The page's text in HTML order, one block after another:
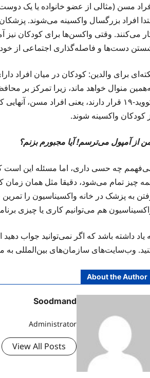
مسن (مثالی از عضو خانواده یا یک
افراد بزرگسال واکسینه می‌شوند.
می‌کنند. وقتی واکسن‌ها برای کودکان نیز
دست‌ها و فاصله‌گذاری اجتماعی از
برای والدین: کودکان در میان افراد
منوال خواهد ماند، زیرا تمرکز بر
کووید-۱۹ قرار دارند، یعنی افراد
کودکان واکسینه شوند.
از آمپول می‌ترسم! آیا مجبورم بزنم؟
چه حسی داری، اما مسئله این
چیز تمام می‌شود، دقیقا مثل همان زمان
به پزشک در خانه واکسیناسیون را
هم می‌توانیم کاری یا چیزی
یاد داشته باشد که اگر نمی‌توانید جواب
وب‌سایت‌های سازمان‌های بین‌المللی به
About the Author
Soodmand
Administrator
View All Posts